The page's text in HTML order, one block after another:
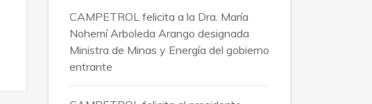
CAMPETROL felicita a la Dra. María
Nohemí Arboleda Arango designada
Ministra de Minas y Energía del gobierno
entrante